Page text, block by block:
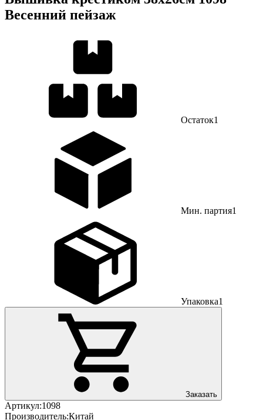
Весенний пейзаж
Остаток1
Мин. партия1
Упаковка1
Заказать
Артикул:1098
Производитель:Китай